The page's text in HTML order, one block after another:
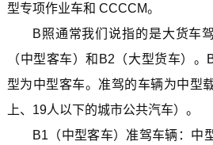
型专项作业车和 CCCCM。
B照通常我们说指的是大货车
（中型客车）和B2（大型货车）
型为中型客车。准驾的车辆为中型
上、19人以下的城市公共汽车）。
B1（中型客车）准驾车辆：中